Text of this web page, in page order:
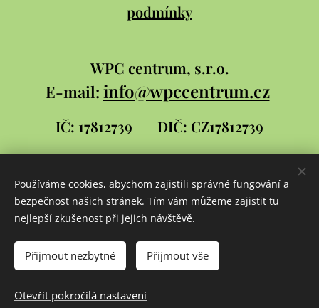
podmínky
WPC centrum, s.r.o.
E-mail: info@wpccentrum.cz
IČ: 17812739 DIČ: CZ17812739
Stránky pro WPC centrumvytvořilDavid
Šlambor a syn
Cookies
Čeština
Slovenčina
Používáme cookies, abychom zajistili správné fungování a
bezpečnost našich stránek. Tím vám můžeme zajistit tu
nejlepší zkušenost při jejich návštěvě.
Přijmout nezbytné Přijmout vše
Otevřít pokročilá nastavení